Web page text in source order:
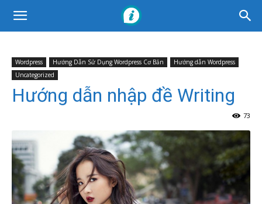
Wordpress Hướng Dẫn Sử Dụng Wordpress Cơ Bản
Hướng dẫn Wordpress
Uncategorized
Hướng dẫn nhập đề Writing
73